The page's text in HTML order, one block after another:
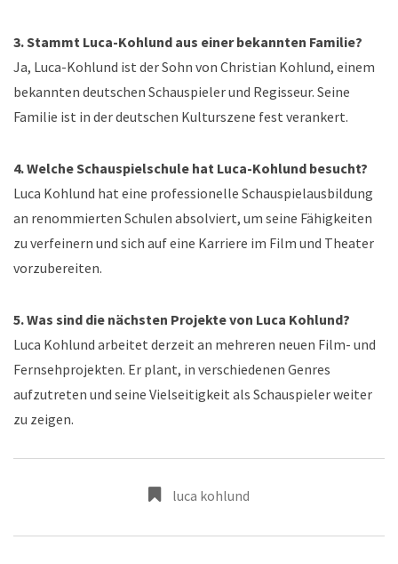
3. Stammt Luca-Kohlund aus einer bekannten Familie?
Ja, Luca-Kohlund ist der Sohn von Christian Kohlund, einem
bekannten deutschen Schauspieler und Regisseur. Seine
Familie ist in der deutschen Kulturszene fest verankert.
4. Welche Schauspielschule hat Luca-Kohlund besucht?
Luca Kohlund hat eine professionelle Schauspielausbildung
an renommierten Schulen absolviert, um seine Fähigkeiten
zu verfeinern und sich auf eine Karriere im Film und Theater
vorzubereiten.
5. Was sind die nächsten Projekte von Luca Kohlund?
Luca Kohlund arbeitet derzeit an mehreren neuen Film- und
Fernsehprojekten. Er plant, in verschiedenen Genres
aufzutreten und seine Vielseitigkeit als Schauspieler weiter
zu zeigen.
luca kohlund